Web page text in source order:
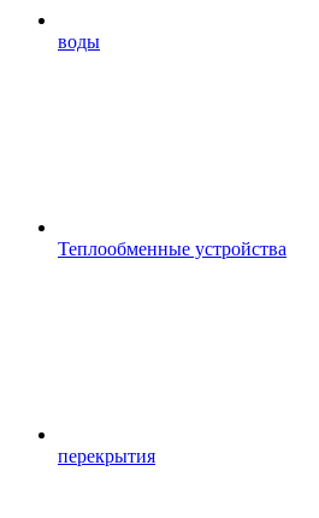
воды
Теплообменные устройства
перекрытия